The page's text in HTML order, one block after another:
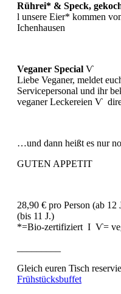
Rührei* & Speck,
l unsere Eier* kommen
Ichenhausen
Veganer Special Ѵ
Liebe Veganer, meldet
Servicepersonal und ihr
veganer Leckereien Ѵ
…und dann heißt es nur
GUTEN APPETIT
28,90 € pro Person (ab
(bis 11 J.)
*=Bio-zertifiziert I Ѵ=
Gleich euren Tisch
Frühstücksbuffet